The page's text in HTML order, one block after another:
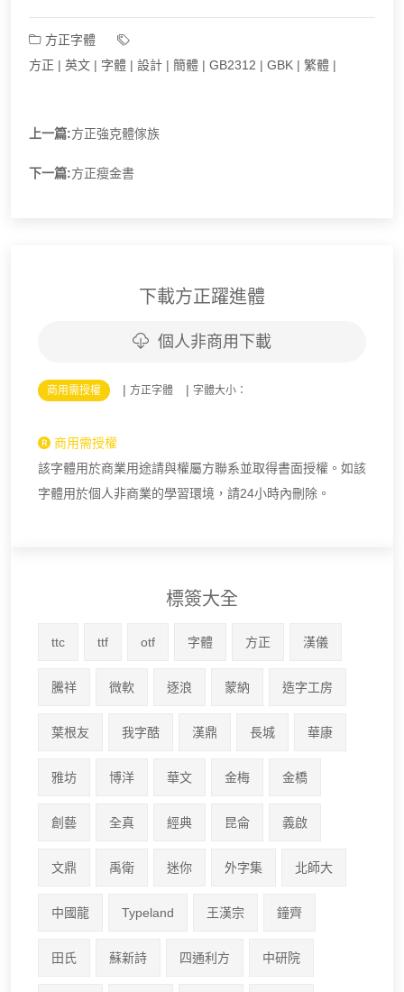
方正字體
方正 | 英文 | 字體 | 設計 | 簡體 | GB2312 | GBK | 繁體 |
上一篇:方正強克體傢族
下一篇:方正瘦金書
下載方正躍進體
個人非商用下載
商用需授權 | 方正字體 | 字體大小：
商用需授權
該字體用於商業用途請與權屬方聯系並取得書面授權。如該
字體用於個人非商業的學習環境，請24小時內刪除。
標簽大全
ttc ttf otf 字體 方正 漢儀
騰祥 微軟 逐浪 蒙納 造字工房
葉根友 我字酷 漢鼎 長城 華康
雅坊 博洋 華文 金梅 金橋
創藝 全真 經典 昆侖 義啟
文鼎 禹衛 迷你 外字集 北師大
中國龍 Typeland 王漢宗 鐘齊
田氏 蘇新詩 四通利方 中研院